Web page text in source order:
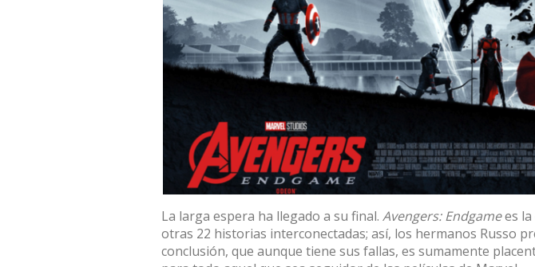
La larga espera ha llegado a su final. Avengers: Endgamees la
otras 22 historias interconectadas; así, los hermanos Russo
conclusión, que aunque tiene sus fallas, es sumamente